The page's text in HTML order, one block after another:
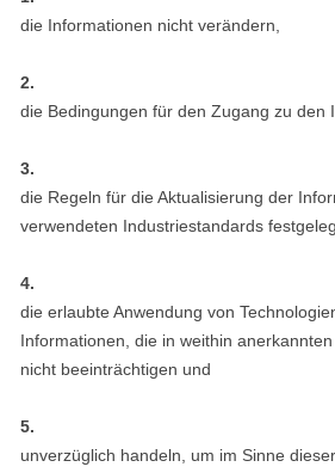
die Informationen nicht verändern,
2.
die Bedingungen für den Zugang zu den
3.
die Regeln für die Aktualisierung der
verwendeten Industriestandards
4.
die erlaubte Anwendung von
Informationen, die in weithin
nicht beeinträchtigen und
5.
unverzüglich handeln, um im Sinne